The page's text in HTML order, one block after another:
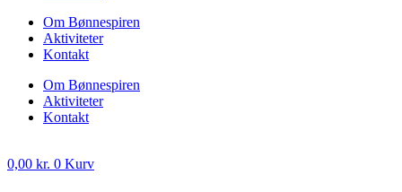
Om Bønnespiren
Aktiviteter
Kontakt
Om Bønnespiren
Aktiviteter
Kontakt
0,00 kr. 0 Kurv